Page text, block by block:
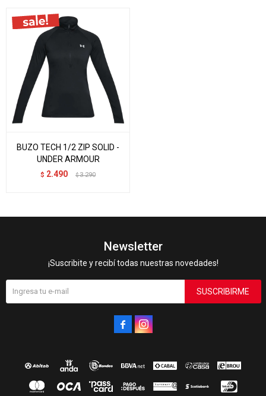
BUZO TECH 1/2 ZIP SOLID -
UNDER ARMOUR
$ 2.490 $ 3.290
Newsletter
¡Suscribite y recibí todas nuestras novedades!
SUSCRIBIRME
 